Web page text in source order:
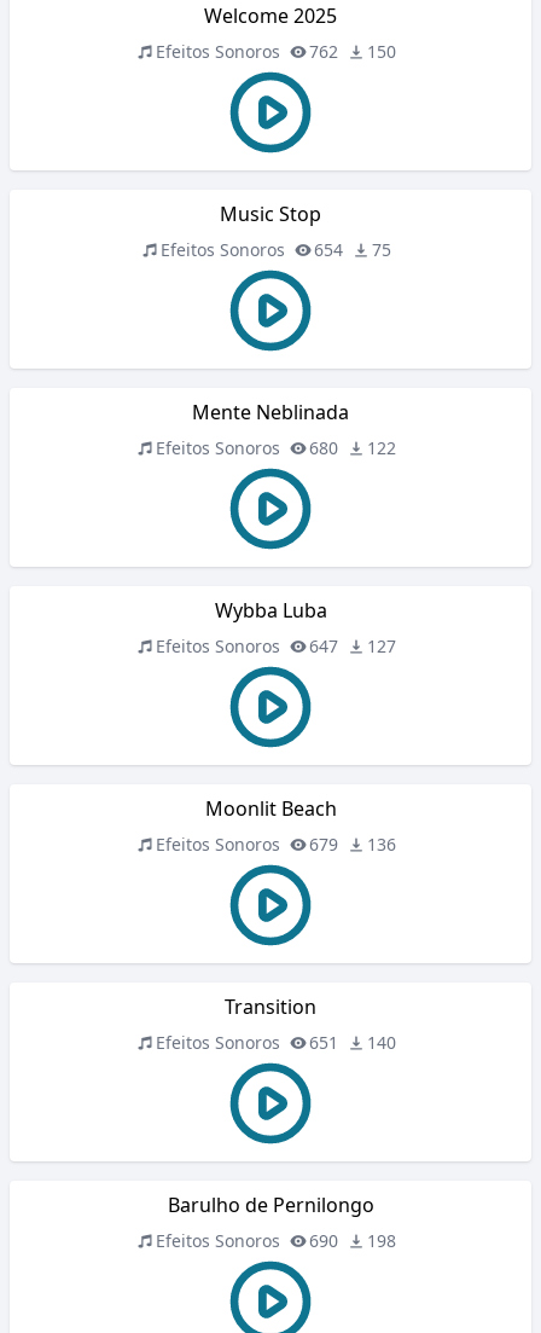
Welcome 2025
Efeitos Sonoros 762 150
Music Stop
Efeitos Sonoros 654 75
Mente Neblinada
Efeitos Sonoros 680 122
Wybba Luba
Efeitos Sonoros 647 127
Moonlit Beach
Efeitos Sonoros 679 136
Transition
Efeitos Sonoros 651 140
Barulho de Pernilongo
Efeitos Sonoros 690 198